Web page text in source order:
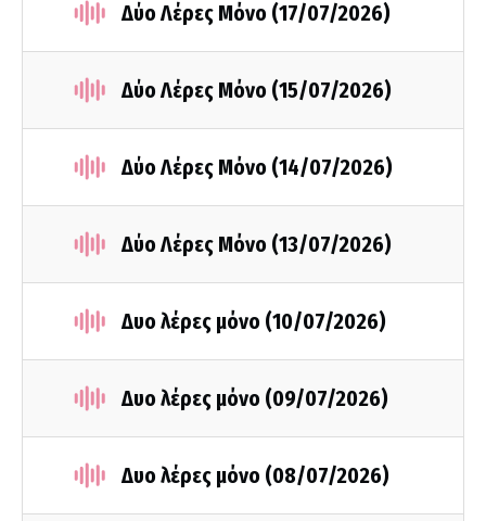
Δύο Λέρες Μόνο (17/07/2026)
Δύο Λέρες Μόνο (15/07/2026)
Δύο Λέρες Μόνο (14/07/2026)
Δύο Λέρες Μόνο (13/07/2026)
Δυο λέρες μόνο (10/07/2026)
Δυο λέρες μόνο (09/07/2026)
Δυο λέρες μόνο (08/07/2026)